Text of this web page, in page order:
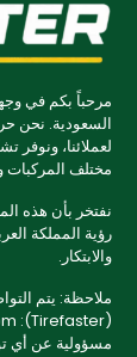
مرحباً بكم في
السعودية. نحن
لعملائنا، ونوفر
مختلف المركبات
والابتكار.
ملاحظة: يتم
مسؤولية عن أي